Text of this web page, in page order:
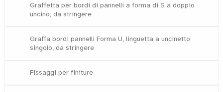
Graffetta per bordi di pannelli a forma di S a doppio
uncino, da stringere
Graffa bordi pannelli Forma U, linguetta a uncinetto
singolo, da stringere
Fissaggi per finiture